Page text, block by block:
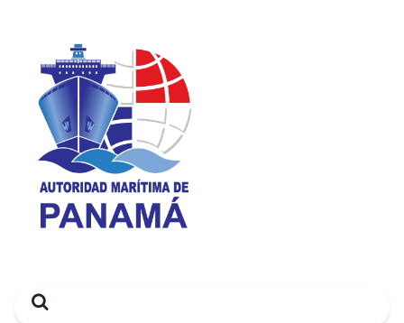
Search